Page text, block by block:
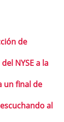
de
NYSE a la
un final de
al